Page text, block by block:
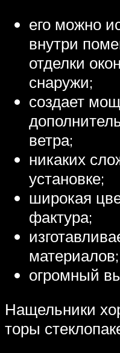
его можно
внутри
отделки
снаружи;
создает
ветра;
никаких
установке;
широкая
фактура;
материалов;
огромный
Нащельники
торы